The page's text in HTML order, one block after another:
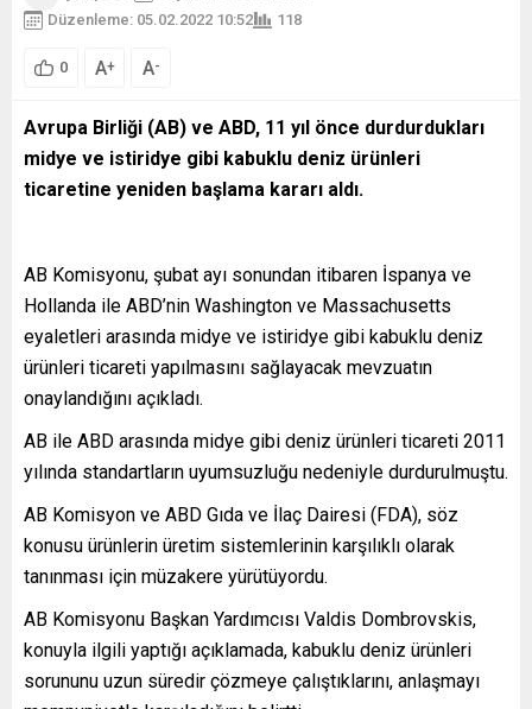
Düzenleme: 05.02.2022 10:52
118
0 A+ A-
Avrupa Birliği (AB) ve ABD, 11 yıl önce durdurdukları
midye ve istiridye gibi kabuklu deniz ürünleri
ticaretine yeniden başlama kararı aldı.
AB Komisyonu, şubat ayı sonundan itibaren İspanya ve
Hollanda ile ABD’nin Washington ve Massachusetts
eyaletleri arasında midye ve istiridye gibi kabuklu deniz
ürünleri ticareti yapılmasını sağlayacak mevzuatın
onaylandığını açıkladı.
AB ile ABD arasında midye gibi deniz ürünleri ticareti 2011
yılında standartların uyumsuzluğu nedeniyle durdurulmuştu.
AB Komisyon ve ABD Gıda ve İlaç Dairesi (FDA), söz
konusu ürünlerin üretim sistemlerinin karşılıklı olarak
tanınması için müzakere yürütüyordu.
AB Komisyonu Başkan Yardımcısı Valdis Dombrovskis,
konuyla ilgili yaptığı açıklamada, kabuklu deniz ürünleri
sorununu uzun süredir çözmeye çalıştıklarını, anlaşmayı